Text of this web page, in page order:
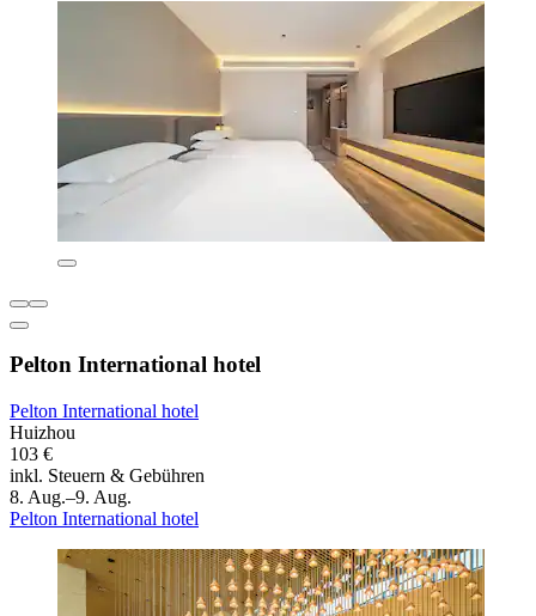
Pelton International hotel
Pelton International hotel
Huizhou
103 €
inkl. Steuern & Gebühren
8. Aug.–9. Aug.
Pelton International hotel